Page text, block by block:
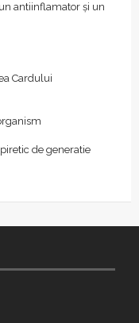
antiinflamator și un
Cardului
de generatie